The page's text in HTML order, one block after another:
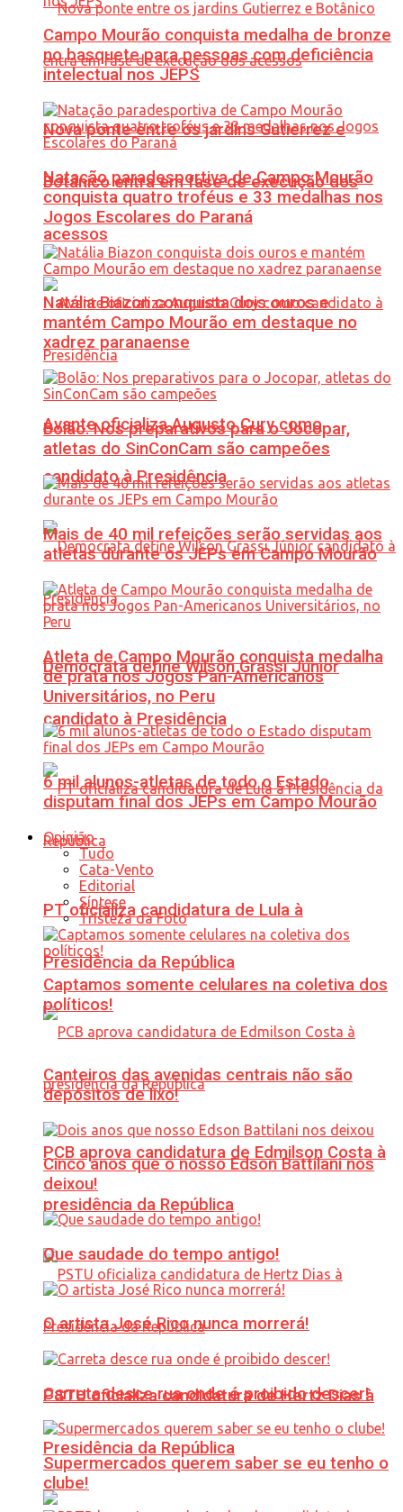
Nova ponte entre os jardins Gutierrez e
Botânico entra em fase de execução dos
acessos
Avante oficializa Augusto Cury como
candidato à Presidência
Democrata define Wilson Grassi Júnior
candidato à Presidência
PT oficializa candidatura de Lula à
Presidência da República
PCB aprova candidatura de Edmilson Costa à
presidência da República
PSTU oficializa candidatura de Hertz Dias à
Presidência da República
Campo Mourão conquista medalha de bronze
no basquete para pessoas com deficiência
intelectual nos JEPS
Natação paradesportiva de Campo Mourão
conquista quatro troféus e 33 medalhas nos
Jogos Escolares do Paraná
Natália Biazon conquista dois ouros e
mantém Campo Mourão em destaque no
xadrez paranaense
Bolão: Nos preparativos para o Jocopar,
atletas do SinConCam são campeões
Mais de 40 mil refeições serão servidas aos
atletas durante os JEPs em Campo Mourão
Atleta de Campo Mourão conquista medalha
de prata nos Jogos Pan-Americanos
Universitários, no Peru
6 mil alunos-atletas de todo o Estado
disputam final dos JEPs em Campo Mourão
Opinião
Tudo
Cata-Vento
Editorial
Síntese
Tristeza da Foto
Captamos somente celulares na coletiva dos
políticos!
Canteiros das avenidas centrais não são
depósitos de lixo!
Cinco anos que o nosso Edson Battilani nos
deixou!
Que saudade do tempo antigo!
O artista José Rico nunca morrerá!
Carreta desce rua onde é proibido descer!
Supermercados querem saber se eu tenho o
clube!